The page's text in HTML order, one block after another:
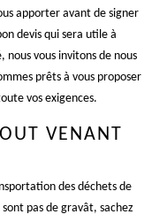
apporter avant de signer
devis qui sera utile à
nous vous invitons de nous
prêts à vous proposer
vos exigences.
VENANT
des déchets de
pas de gravât, sachez